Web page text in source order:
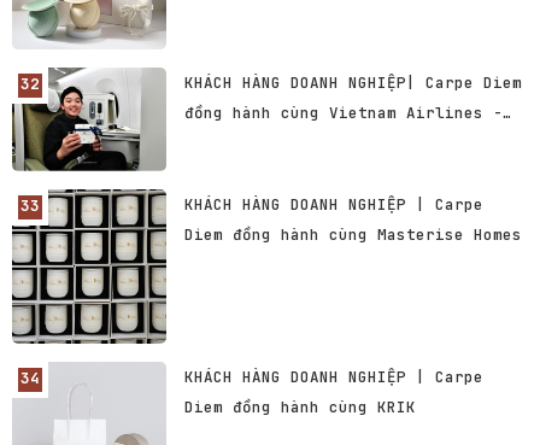
KHÁCH HÀNG DOANH NGHIỆP| Carpe Diem
đồng hành cùng Vietnam Airlines -
KHÁCH HÀNG DOANH NGHIỆP | Carpe
Diem đồng hành cùng Masterise Homes
KHÁCH HÀNG DOANH NGHIỆP | Carpe
Diem đồng hành cùng KRIK